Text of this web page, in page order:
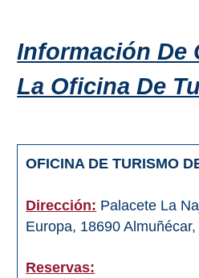
PUEBLOS
BLANCOS
Zahara
Setenil de
las Bodegas
Olvera
Información De
La Oficina De
OFICINA DE TURISMO
Dirección: Palacete La
Europa, 18690
Reservas: